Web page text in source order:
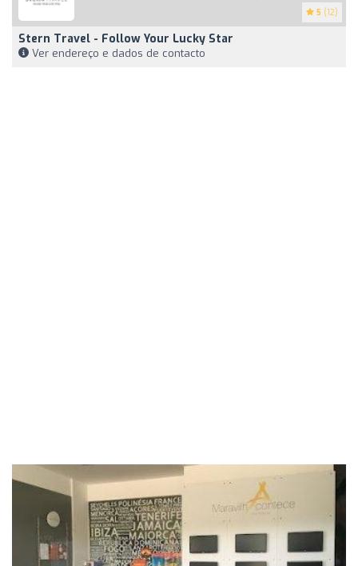
5 (12)
Stern Travel - Follow Your Lucky Star
Ver endereço e dados de contacto